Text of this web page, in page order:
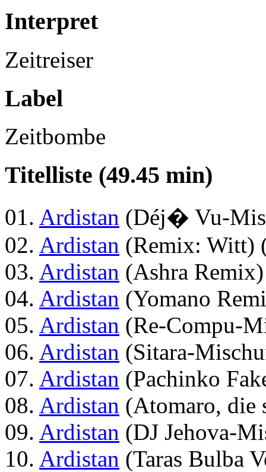
Interpret
Zeitreiser
Label
Zeitbombe
Titelliste (49.45 min)
01. Ardistan (Déj� Vu-
02. Ardistan (Remix: Witt)
03. Ardistan (Ashra
04. Ardistan (Yomano
05. Ardistan (Re-Compu-
06. Ardistan (Sitara-
07. Ardistan (Pachinko
08. Ardistan (Atomaro, die
09. Ardistan (DJ Jehova-
10. Ardistan (Taras Bulba